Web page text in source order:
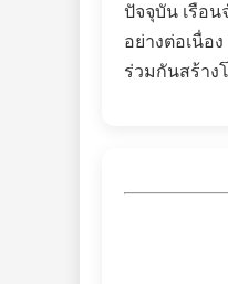
ปัจจุบัน เรือน
อย่างต่อเนื่อ
ร่วมกันสร้าง